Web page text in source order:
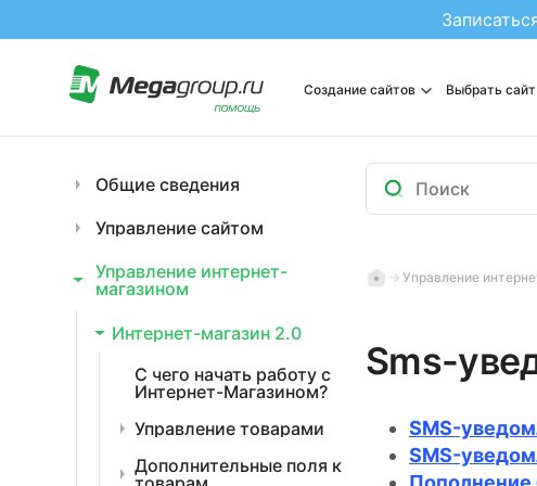
Создание сайтов Выбрать сайт
Общие сведения
Управление сайтом
Управление интернет-
магазином
Интернет-магазин 2.0
С чего начать работу с
Интернет-Магазином?
Управление товарами
Дополнительные поля к
Управление
Sms-
SMS-
SMS-